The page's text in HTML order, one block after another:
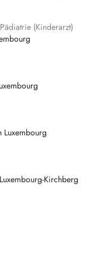
(Kinderarzt)
Luxembourg
Kirchberg